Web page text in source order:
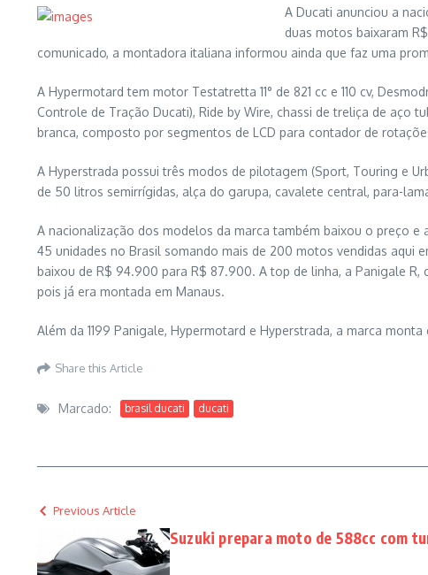
A Ducati anunciou a
duas motos baixaram
comunicado, a montadora italiana informou ainda que faz uma
A Hypermotard tem motor Testatretta 11° de 821 cc e 110 cv,
Controle de Tração Ducati), Ride by Wire, chassi de treliça de aço
branca, composto por segmentos de LCD para contador de
A Hyperstrada possui três modos de pilotagem (Sport, Touring e
de 50 litros semirrígidas, alça do garupa, cavalete central, para-
A nacionalização dos modelos da marca também baixou o preço
45 unidades no Brasil somando mais de 200 motos vendidas aqui
baixou de R$ 94.900 para R$ 87.900. A top de linha, a Panigale R,
pois já era montada em Manaus.
Além da 1199 Panigale, Hypermotard e Hyperstrada, a marca
Share this Article
Marcado: brasil ducati ducati
Previous Article
Suzuki prepara moto de 588cc com